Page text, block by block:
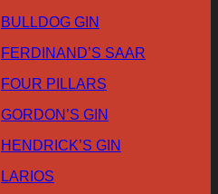
BULLDOG GIN
FERDINAND’S SAAR
FOUR PILLARS
GORDON’S GIN
HENDRICK’S GIN
LARIOS